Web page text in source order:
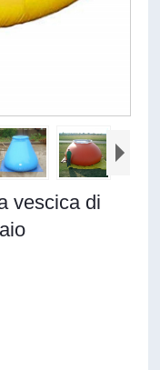
vescica di